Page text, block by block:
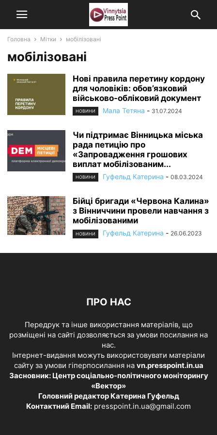
Головна Мітки мобілізовані
мобілізовані
Нові правила перетину кордону
для чоловіків: обов’язковий
військово-обліковий документ
НОВИНИ Мала Тетяна - 31.07.2024
Чи підтримає Вінницька міська
рада петицію про
«Запровадження грошових
виплат мобілізованим...
НОВИНИ Гуфельд Катерина - 08.03.2024
Бійці бригади «Червона Калина»
з Вінниччини провели навчання з
мобілізованими
НОВИНИ Гуфельд Катерина - 26.06.2023
ПРО НАС
Передрук та інше використання матеріалів, що
розміщені на сайті дозволяється за умови посилання на
нас.
Інтернет-видання можуть використовувати матеріали
сайту за умови гіперпосилання на vn.presspoint.in.ua
Засновник: Центр соціально-політичного моніторингу
«Вектор»
Головний редактор Катерина Гуфельд
Контактний Email: presspoint.in.ua@gmail.com